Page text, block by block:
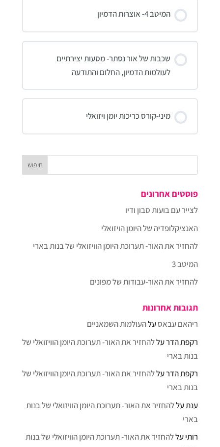
0% הושלמו 0/0 שלבים
המיטב 4- אוצרות הדמיון
0% הושלמו 0/0 שלבים
שכבות של אור נסתר- מסעות יצירתיים
לעולמות הדמיון, החלום והתודעה
0% הושלמו 0/0 שלבים
מיני-קורס כריכות יומן ויזואלי
פוסטים אחרונים
לצייר עם בועות סבון ודיו
האנציקלופדיה של היומן הויזואלי
להחזיר את האור- תערוכת היומן הוויזואלי של בנות בארי
המיטב 3
להחזיר את האור-עבודות של מפונים
תגובות אחרונות
ריהאם עבאסעלהעולמות השמאניים
רקפת הדרעללהחזיר את האור- תערוכת היומן הוויזואלי של
בנות בארי
רקפת הדרעללהחזיר את האור- תערוכת היומן הוויזואלי של
בנות בארי
ענתעללהחזיר את האור- תערוכת היומן הוויזואלי של בנות
בארי
רותיעללהחזיר את האור- תערוכת היומן הוויזואלי של בנות